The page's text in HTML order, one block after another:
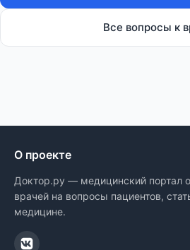
Все вопросы к
О проекте
Доктор.ру — медицинский портал
врачей на вопросы пациентов,
медицине.